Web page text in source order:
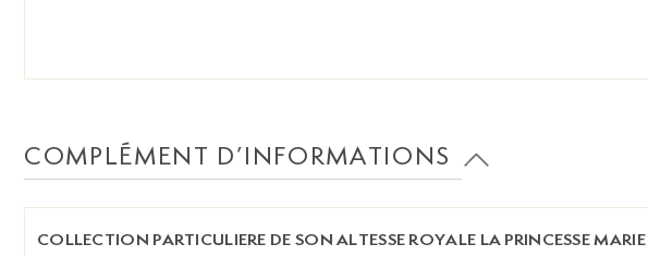
COMPLÉMENT D’INFORMATIONS
COLLECTION PARTICULIERE DE SON ALTESSE ROYALE LA PRINCESSE